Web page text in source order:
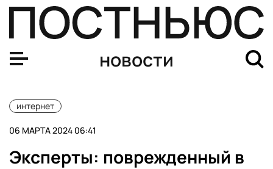
новости
интернет
06 МАРТА 2024 06:41
Эксперты: поврежденный в
В Госдуме объяснили масштабный сбой в Telegram 27